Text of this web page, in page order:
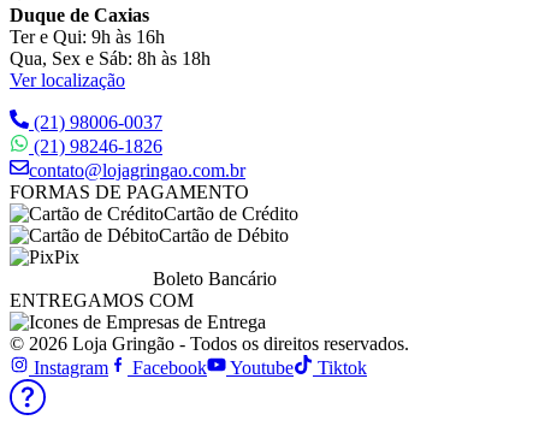
Duque de Caxias
Ter e Qui: 9h às 16h
Qua, Sex e Sáb: 8h às 18h
Ver localização
(21) 98006-0037
(21) 98246-1826
contato@lojagringao.com.br
FORMAS DE PAGAMENTO
Cartão de Crédito
Cartão de Débito
Pix
Boleto Bancário
ENTREGAMOS COM
© 2026 Loja Gringão - Todos os direitos reservados.
Instagram
Facebook Youtube Tiktok